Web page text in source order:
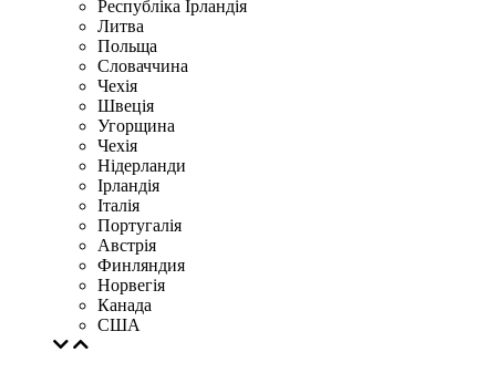
Республіка Ірландія
Литва
Польща
Словаччина
Чехія
Швецiя
Угорщина
Чехія
Нідерланди
Iрландія
Iталiя
Португалія
Австрія
Финляндия
Норвегія
Канада
США